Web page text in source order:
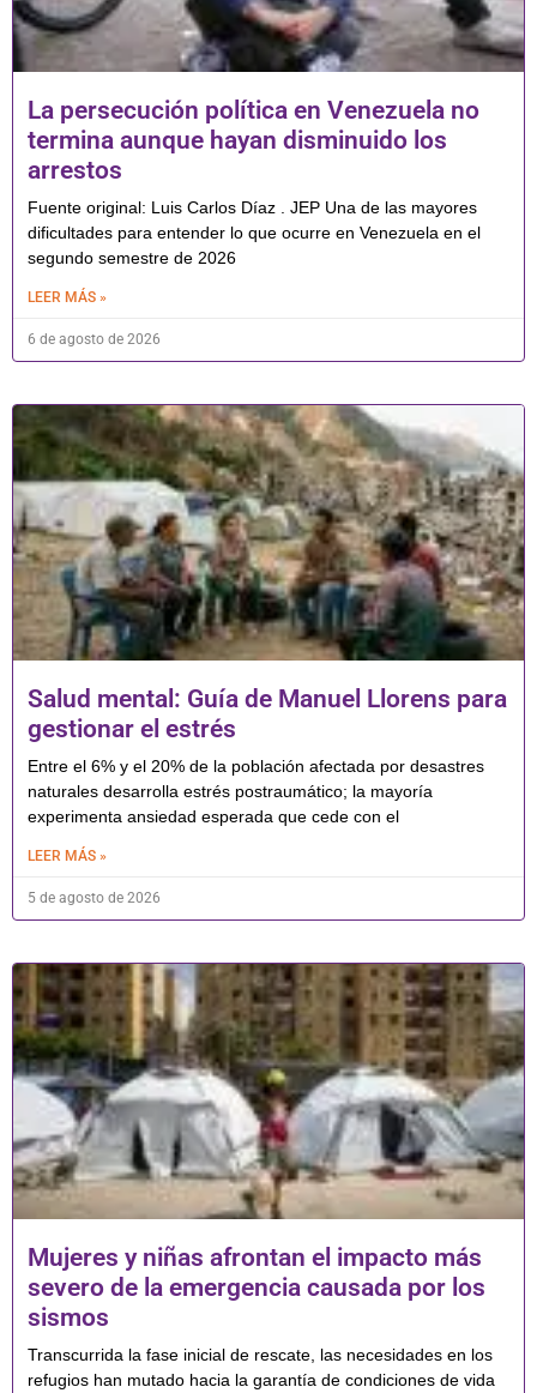
La persecución política en Venezuela no
termina aunque hayan disminuido los
arrestos
Fuente original: Luis Carlos Díaz . JEP Una de las mayores
dificultades para entender lo que ocurre en Venezuela en el
segundo semestre de 2026
LEER MÁS »
6 de agosto de 2026
Salud mental: Guía de Manuel Llorens para
gestionar el estrés
Entre el 6% y el 20% de la población afectada por desastres
naturales desarrolla estrés postraumático; la mayoría
experimenta ansiedad esperada que cede con el
LEER MÁS »
5 de agosto de 2026
Mujeres y niñas afrontan el impacto más
severo de la emergencia causada por los
sismos
Transcurrida la fase inicial de rescate, las necesidades en los
refugios han mutado hacia la garantía de condiciones de vida